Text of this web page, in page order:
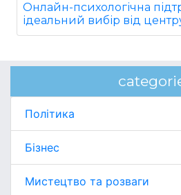
Онлайн-психологічна
ідеальний вибір від
Політика
Бізнес
Мистецтво та розваги